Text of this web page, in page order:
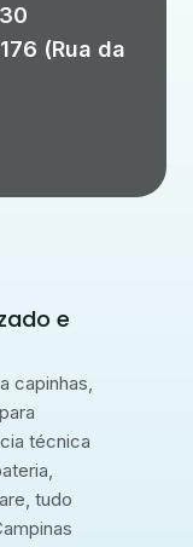
(Rua da
e
capinhas,
técnica
tudo